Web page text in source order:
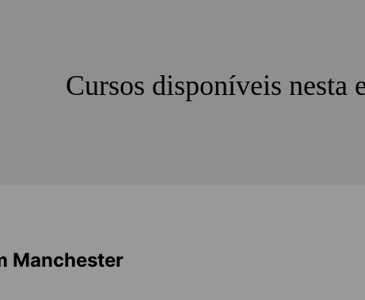
Cursos disponíveis nesta
Manchester